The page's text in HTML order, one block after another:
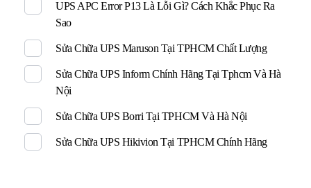
UPS APC Error P13 Là Lỗi Gì? Cách Khắc Phục Ra
Sao
Sửa Chữa UPS Maruson Tại TPHCM Chất Lượng
Sửa Chữa UPS Inform Chính Hãng Tại Tphcm Và Hà
Nội
Sửa Chữa UPS Borri Tại TPHCM Và Hà Nội
Sửa Chữa UPS Hikivion Tại TPHCM Chính Hãng